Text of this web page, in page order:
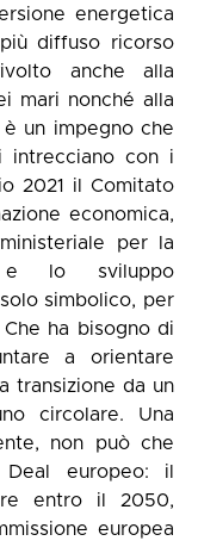
energetica
diffuso ricorso
anche alla
mari nonché alla
un impegno che
intrecciano con i
2021 il Comitato
economica,
per la
e lo sviluppo
simbolico, per
ha bisogno di
a orientare
transizione da un
circolare. Una
non può che
europeo: il
entro il 2050,
europea